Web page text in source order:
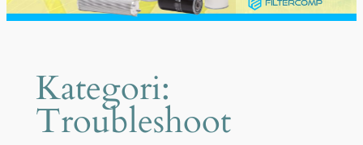
Kategori:
Troubleshoot